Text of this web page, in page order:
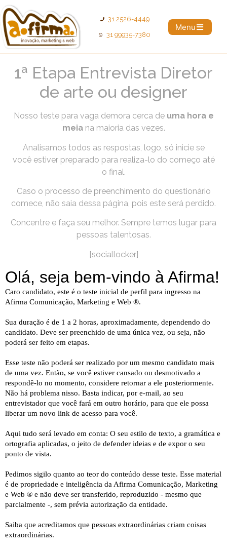
31 2526-4449
31 99935-7380
Menu
1ª Etapa Entrevista Diretor
de arte ou designer
Nosso teste para vaga demora cerca deuma hora e
meiana maioria das vezes.
Analisamos todos as respostas, logo, só inicie se
você estiver preparado para realiza-lo do começo até
o final.
Caso o processo de preenchimento do questionário
comece, não saia dessa página, pois este será perdido.
Concentre e faça seu melhor. Sempre temos lugar para
pessoas talentosas.
[sociallocker]